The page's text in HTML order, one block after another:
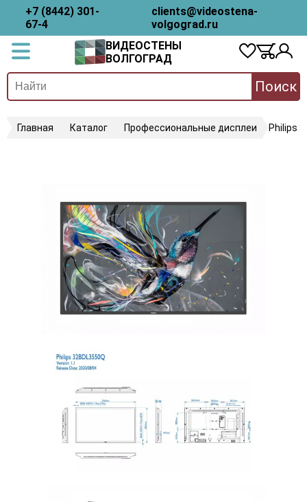
+7 (8442) 301-
67-4
clients@videostena-
volgograd.ru
ВИДЕОСТЕНЫ
ВОЛГОГРАД
Поиск
Главная Каталог Профессиональные дисплеи Philips